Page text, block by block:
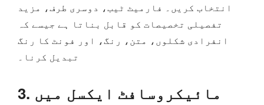
انتخاب کریں۔ فارمیٹ ٹیب، دوسری طرف، مزید
تفصیلی تخصیصات کو قابل بناتا ہے جیسے کہ
انفرادی شکلوں، متن، رنگ، اور فونٹ کا رنگ
تبدیل کرنا۔
3. مائیکروسافٹ ایکسل میں